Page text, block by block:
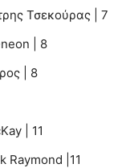
Τσεκούρας | 7
| 8
| 8
| 11
Raymond |11